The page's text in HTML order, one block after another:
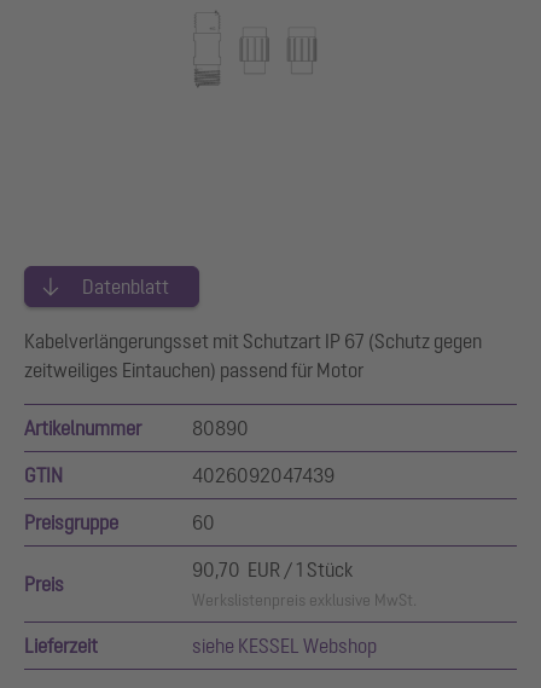
Datenblatt
Kabelverlängerungsset mit Schutzart IP 67 (Schutz gegen
zeitweiliges Eintauchen) passend für Motor
Artikelnummer 80890
GTIN 4026092047439
Preisgruppe 60
Preis
90,70 EUR / 1 Stück
Werkslistenpreis exklusive MwSt.
Lieferzeit siehe KESSEL Webshop